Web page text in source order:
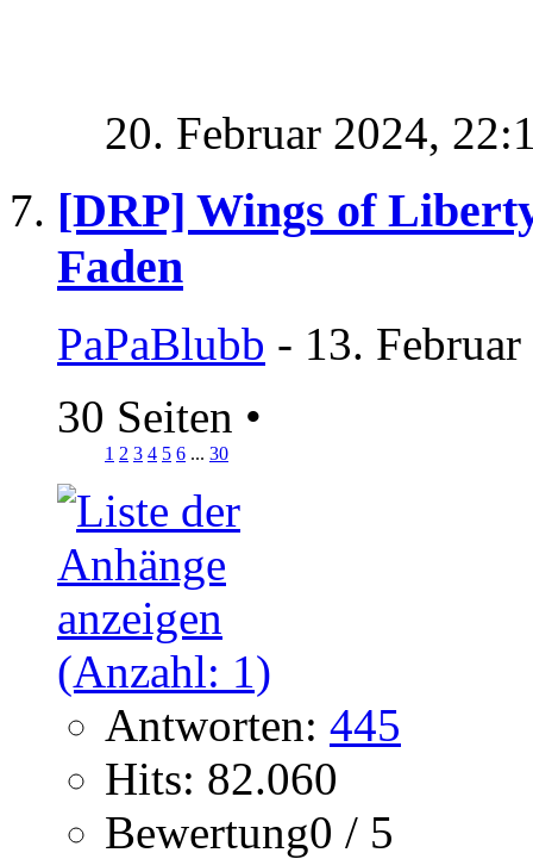
20. Februar 2024,
[DRP] Wings of
Faden
PaPaBlubb - 13.
30 Seiten •
1 2 3 4 5 6 ... 30
Antworten: 445
Hits: 82.060
Bewertung0 / 5